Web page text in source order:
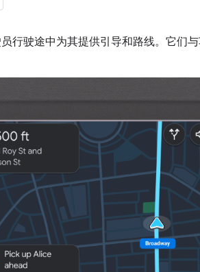
行驶途中为其提供引导和路线。它们